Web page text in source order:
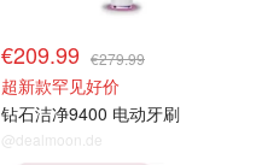
€209.99 €279.99
超新款罕见好价
钻石洁净9400 电动牙刷
@dealmoon.de